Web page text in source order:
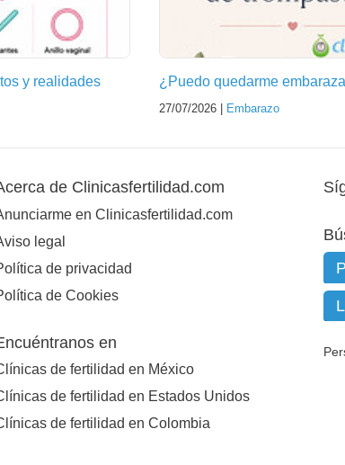
y realidades ¿Puedo quedarme
27/07/2026 | Embarazo
de Clinicasfertilidad.com
en Clinicasfertilidad.com
legal
de privacidad
de Cookies
en
de fertilidad en México
de fertilidad en Estados Unidos
de fertilidad en Colombia